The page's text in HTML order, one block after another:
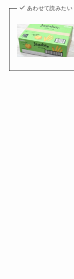
あわせて読みたい